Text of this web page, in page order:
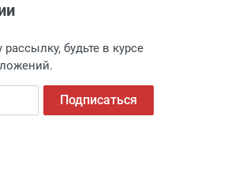
товара.
избежать
будьте в курсе
Подписаться